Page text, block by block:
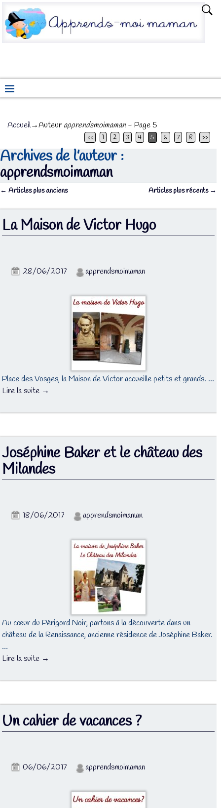
Accueil→Auteurapprendsmoimaman - Page 5
<< 1 2 3 4 5 6 7 8 >>
Archives de l’auteur :
apprendsmoimaman
← Articles plus anciens Articles plus récents →
La Maison de Victor Hugo
28/06/2017 apprendsmoimaman
Place des Vosges, la Maison de Victor accueille petits et grands. …
Lire la suite →
Joséphine Baker et le château des
Milandes
18/06/2017 apprendsmoimaman
Au cœur du Périgord Noir, partons à la découverte dans un
château de la Renaissance, ancienne résidence de Joséphine Baker.
…
Lire la suite →
Un cahier de vacances ?
06/06/2017 apprendsmoimaman